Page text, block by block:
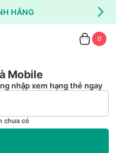
HÃNG
0
Mobile
nhập xem hạng thẻ ngay
chưa có